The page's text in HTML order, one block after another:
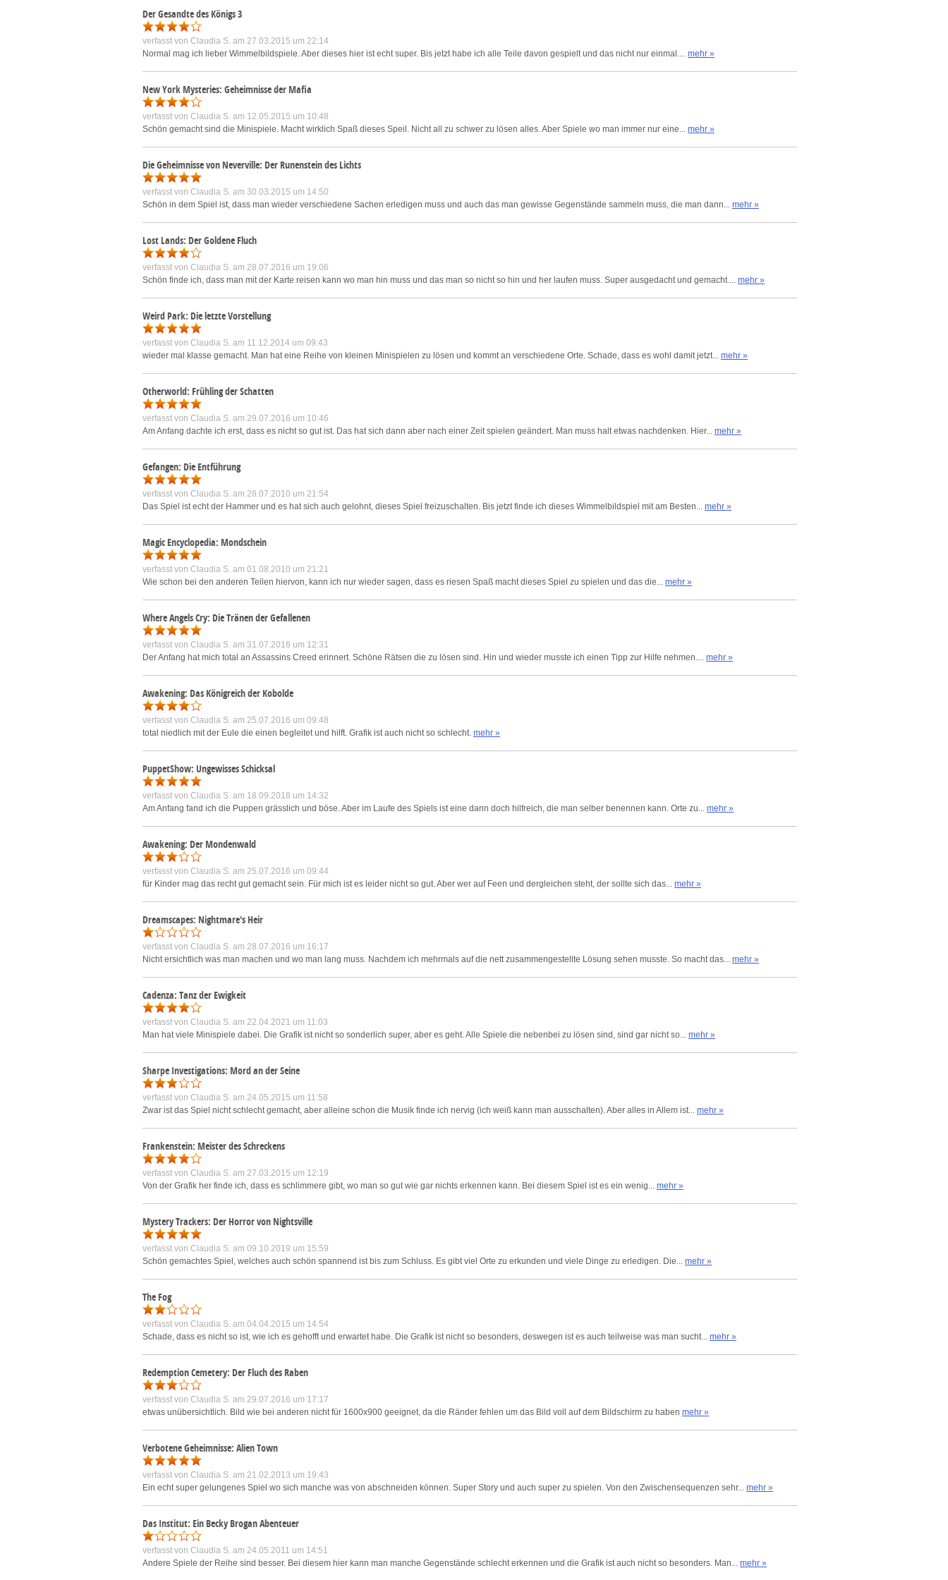
Der Gesandte des Königs 3
verfasst von Claudia S. am 27.03.2015 um 22:14
Normal mag ich lieber Wimmelbildspiele. Aber dieses hier ist echt super. Bis jetzt habe ich alle Teile davon gespielt und das nicht nur einmal.... mehr »
New York Mysteries: Geheimnisse der Mafia
verfasst von Claudia S. am 12.05.2015 um 10:48
Schön gemacht sind die Minispiele. Macht wirklich Spaß dieses Speil. Nicht all zu schwer zu lösen alles. Aber Spiele wo man immer nur eine... mehr »
Die Geheimnisse von Neverville: Der Runenstein des Lichts
verfasst von Claudia S. am 30.03.2015 um 14:50
Schön in dem Spiel ist, dass man wieder verschiedene Sachen erledigen muss und auch das man gewisse Gegenstände sammeln muss, die man dann... mehr »
Lost Lands: Der Goldene Fluch
verfasst von Claudia S. am 28.07.2016 um 19:06
Schön finde ich, dass man mit der Karte reisen kann wo man hin muss und das man so nicht so hin und her laufen muss. Super ausgedacht und gemacht.... mehr »
Weird Park: Die letzte Vorstellung
verfasst von Claudia S. am 11.12.2014 um 09:43
wieder mal klasse gemacht. Man hat eine Reihe von kleinen Minispielen zu lösen und kommt an verschiedene Orte. Schade, dass es wohl damit jetzt... mehr »
Otherworld: Frühling der Schatten
verfasst von Claudia S. am 29.07.2016 um 10:46
Am Anfang dachte ich erst, dass es nicht so gut ist. Das hat sich dann aber nach einer Zeit spielen geändert. Man muss halt etwas nachdenken. Hier... mehr »
Gefangen: Die Entführung
verfasst von Claudia S. am 28.07.2010 um 21:54
Das Spiel ist echt der Hammer und es hat sich auch gelohnt, dieses Spiel freizuschalten. Bis jetzt finde ich dieses Wimmelbildspiel mit am Besten... mehr »
Magic Encyclopedia: Mondschein
verfasst von Claudia S. am 01.08.2010 um 21:21
Wie schon bei den anderen Teilen hiervon, kann ich nur wieder sagen, dass es riesen Spaß macht dieses Spiel zu spielen und das die... mehr »
Where Angels Cry: Die Tränen der Gefallenen
verfasst von Claudia S. am 31.07.2016 um 12:31
Der Anfang hat mich total an Assassins Creed erinnert. Schöne Rätsen die zu lösen sind. Hin und wieder musste ich einen Tipp zur Hilfe nehmen.... mehr »
Awakening: Das Königreich der Kobolde
verfasst von Claudia S. am 25.07.2016 um 09:48
total niedlich mit der Eule die einen begleitet und hilft. Grafik ist auch nicht so schlecht. mehr »
PuppetShow: Ungewisses Schicksal
verfasst von Claudia S. am 18.09.2018 um 14:32
Am Anfang fand ich die Puppen grässlich und böse. Aber im Laufe des Spiels ist eine dann doch hilfreich, die man selber benennen kann. Orte zu... mehr »
Awakening: Der Mondenwald
verfasst von Claudia S. am 25.07.2016 um 09:44
für Kinder mag das recht gut gemacht sein. Für mich ist es leider nicht so gut. Aber wer auf Feen und dergleichen steht, der sollte sich das... mehr »
Dreamscapes: Nightmare's Heir
verfasst von Claudia S. am 28.07.2016 um 16:17
Nicht ersichtlich was man machen und wo man lang muss. Nachdem ich mehrmals auf die nett zusammengestellte Lösung sehen musste. So macht das... mehr »
Cadenza: Tanz der Ewigkeit
verfasst von Claudia S. am 22.04.2021 um 11:03
Man hat viele Minispiele dabei. Die Grafik ist nicht so sonderlich super, aber es geht. Alle Spiele die nebenbei zu lösen sind, sind gar nicht so... mehr »
Sharpe Investigations: Mord an der Seine
verfasst von Claudia S. am 24.05.2015 um 11:58
Zwar ist das Spiel nicht schlecht gemacht, aber alleine schon die Musik finde ich nervig (ich weiß kann man ausschalten). Aber alles in Allem ist... mehr »
Frankenstein: Meister des Schreckens
verfasst von Claudia S. am 27.03.2015 um 12:19
Von der Grafik her finde ich, dass es schlimmere gibt, wo man so gut wie gar nichts erkennen kann. Bei diesem Spiel ist es ein wenig... mehr »
Mystery Trackers: Der Horror von Nightsville
verfasst von Claudia S. am 09.10.2019 um 15:59
Schön gemachtes Spiel, welches auch schön spannend ist bis zum Schluss. Es gibt viel Orte zu erkunden und viele Dinge zu erledigen. Die... mehr »
The Fog
verfasst von Claudia S. am 04.04.2015 um 14:54
Schade, dass es nicht so ist, wie ich es gehofft und erwartet habe. Die Grafik ist nicht so besonders, deswegen ist es auch teilweise was man sucht... mehr »
Redemption Cemetery: Der Fluch des Raben
verfasst von Claudia S. am 29.07.2016 um 17:17
etwas unübersichtlich. Bild wie bei anderen nicht für 1600x900 geeignet, da die Ränder fehlen um das Bild voll auf dem Bildschirm zu haben mehr »
Verbotene Geheimnisse: Alien Town
verfasst von Claudia S. am 21.02.2013 um 19:43
Ein echt super gelungenes Spiel wo sich manche was von abschneiden können. Super Story und auch super zu spielen. Von den Zwischensequenzen sehr... mehr »
Das Institut: Ein Becky Brogan Abenteuer
verfasst von Claudia S. am 24.05.2011 um 14:51
Andere Spiele der Reihe sind besser. Bei diesem hier kann man manche Gegenstände schlecht erkennen und die Grafik ist auch nicht so besonders. Man... mehr »